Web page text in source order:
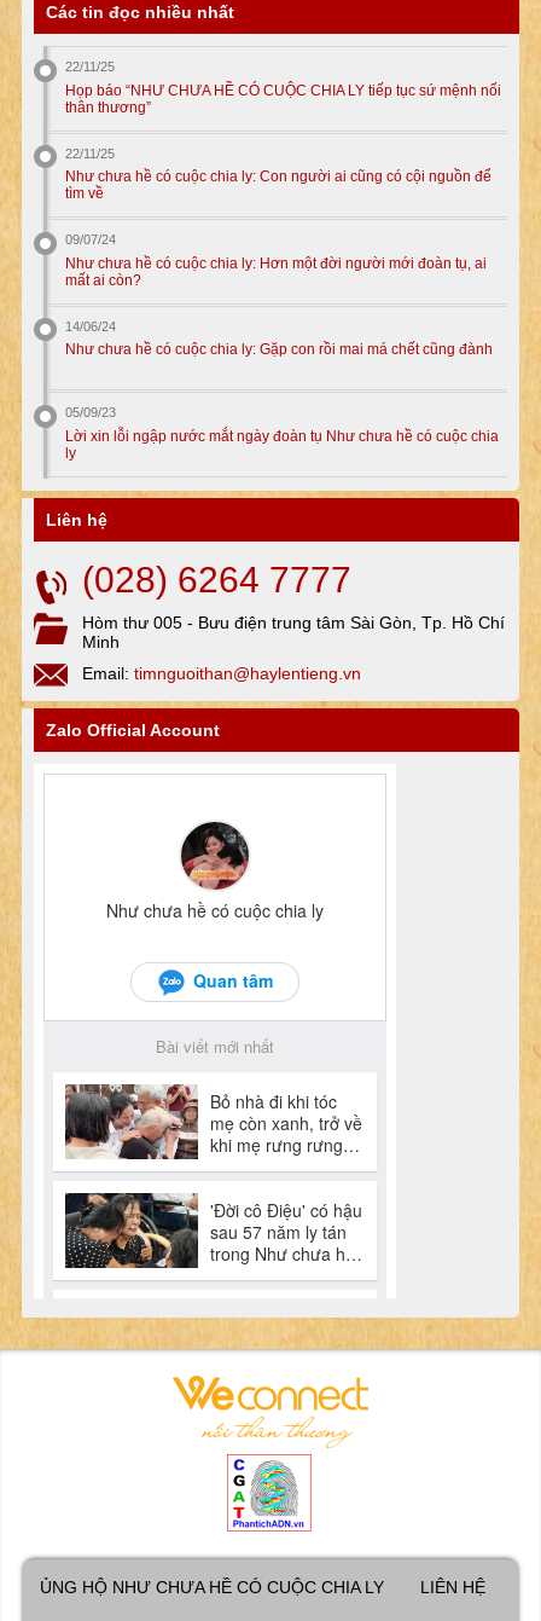
Các tin đọc nhiều nhất
22/11/25
Họp báo “NHƯ CHƯA HỀ CÓ CUỘC CHIA LY tiếp tục sứ mệnh nối
thân thương”
22/11/25
Như chưa hề có cuộc chia ly: Con người ai cũng có cội nguồn để
tìm về
09/07/24
Như chưa hề có cuộc chia ly: Hơn một đời người mới đoàn tụ, ai
mất ai còn?
14/06/24
Như chưa hề có cuộc chia ly: Gặp con rồi mai má chết cũng đành
05/09/23
Lời xin lỗi ngập nước mắt ngày đoàn tụ Như chưa hề có cuộc chia
ly
Liên hệ
(028) 6264 7777
Hòm thư 005 - Bưu điện trung tâm Sài Gòn, Tp. Hồ Chí
Minh
Email: timnguoithan@haylentieng.vn
Zalo Official Account
ỦNG HỘ NHƯ CHƯA HỀ CÓ CUỘC CHIA LY LIÊN HỆ